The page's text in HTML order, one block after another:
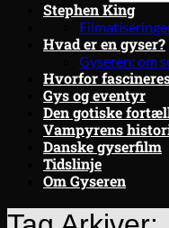
Stephen King
Hvad er en gyser?
Gyseren: om
Hvorfor
Gys og eventyr
Den gotiske
Vampyrens
Danske gyserfilm
Tidslinje
Om Gyseren